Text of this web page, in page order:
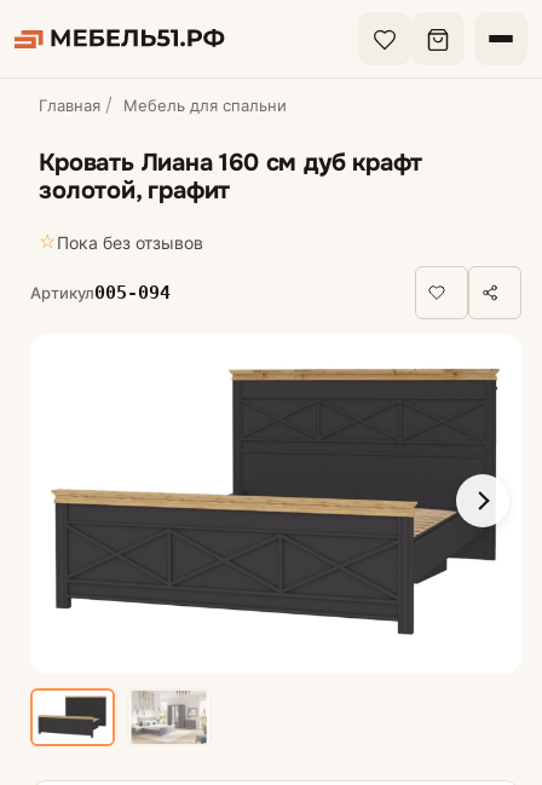
Главная Мебель для спальни
Кровать Лиана 160 см дуб крафт
золотой, графит
☆Пока без отзывов
Артикул005-094